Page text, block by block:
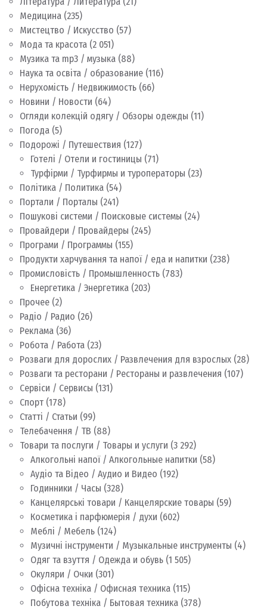
Медицина (235)
Мистецтво / Искусство (57)
Мода та красота (2 051)
Музика та mp3 / музыка (88)
Наука та освіта / образование (116)
Нерухомість / Недвижимость (66)
Новини / Новости (64)
Огляди колекцій одягу / Обзоры одежды (11)
Погода (5)
Подорожі / Путешествия (127)
Готелі / Отели и гостиницы (71)
Турфірми / Турфирмы и туроператоры (23)
Політика / Политика (54)
Портали / Порталы (241)
Пошукові системи / Поисковые системы (24)
Провайдери / Провайдеры (245)
Програми / Программы (155)
Продукти харчування та напої / еда и напитки (238)
Промисловість / Промышленность (783)
Енергетика / Энергетика (203)
Прочее (2)
Радіо / Радио (26)
Реклама (36)
Робота / Работа (23)
Розваги для дорослих / Развлечения для взрослых (28)
Розваги та ресторани / Рестораны и развлечения (107)
Сервіси / Сервисы (131)
Спорт (178)
Статті / Статьи (99)
Телебачення / ТВ (88)
Товари та послуги / Товары и услуги (3 292)
Алкогольні напої / Алкогольные напитки (58)
Аудіо та Відео / Аудио и Видео (192)
Годинники / Часы (328)
Канцелярські товари / Канцелярские товары (59)
Косметика і парфюмерія / духи (602)
Меблі / Мебель (124)
Музичні інструменти / Музыкальные инструменты (4)
Одяг та взуття / Одежда и обувь (1 505)
Окуляри / Очки (301)
Офісна техніка / Офисная техника (115)
Побутова техніка / Бытовая техника (378)